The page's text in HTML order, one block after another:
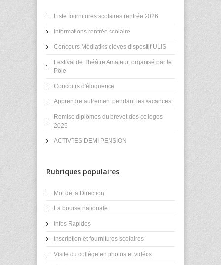
Liste fournitures scolaires rentrée 2026
Informations rentrée scolaire
Concours Médiatiks élèves dispositif ULIS
Festival de Théâtre Amateur, organisé par le
Pôle
Concours d'éloquence
Apprendre autrement pendant les vacances
Remise diplômes du brevet des collèges
2025
ACTIVTES DEMI PENSION
Rubriques populaires
Mot de la Direction
La bourse nationale
Infos Rapides
Inscription et fournitures scolaires
Visite du collège en photos et vidéos